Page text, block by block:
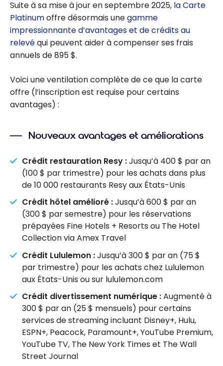
Suite à sa mise à jour en septembre 2025, la Carte
Platinumoffre désormais unegamme
impressionnante d’avantages et de crédits au
relevéqui peuvent aider à compenser ses frais
annuels de 895 $.
Voici une ventilation complète de ce que la carte
offre (l’inscription est requise pour certains
avantages) :
Nouveaux avantages et améliorations
Crédit restauration Resy :Jusqu’à 400 $ par an
(100 $ par trimestre) pour les achats dans plus
de 10 000 restaurants Resy aux États-Unis
Crédit hôtel amélioré :Jusqu’à 600 $ par an
(300 $ par semestre) pour les réservations
prépayées Fine Hotels + Resorts ou The Hotel
Collection via Amex Travel
Crédit Lululemon :Jusqu’à 300 $ par an (75 $
par trimestre) pour les achats chez Lululemon
aux États-Unis ou sur lululemon.com
Crédit divertissement numérique :Augmenté à
300 $ par an (25 $ mensuels) pour certains
services de streaming incluant Disney+, Hulu,
ESPN+, Peacock, Paramount+, YouTube Premium,
YouTube TV, The New York Times et The Wall
Street Journal